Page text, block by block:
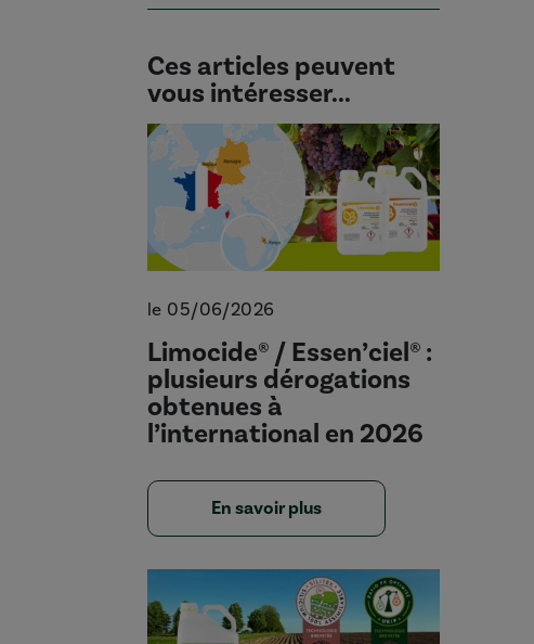
Ces articles peuvent
vous intéresser...
le 05/06/2026
Limocide® / Essen’ciel® :
plusieurs dérogations
obtenues à
l’international en 2026
En savoir plus